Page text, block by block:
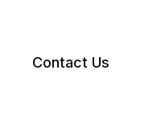
Contact Us